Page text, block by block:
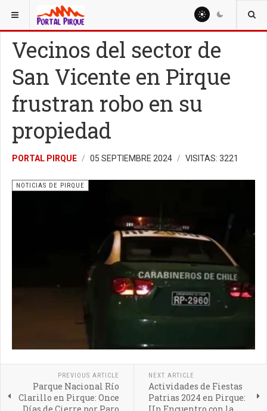
ESTÁ AQUÍ: NOTICIAS
Vecinos del sector de
San Vicente en Pirque
frustran robo en su
propiedad
PORTAL PIRQUE 05 SEPTIEMBRE 2024 VISITAS: 3221
NOTICIAS DE PIRQUE
PREVIOUS ARTICLE
Parque Nacional Río
Clarillo en Pirque: Once
NEXT ARTICLE
Actividades de Fiestas
Patrias 2024 en Pirque: